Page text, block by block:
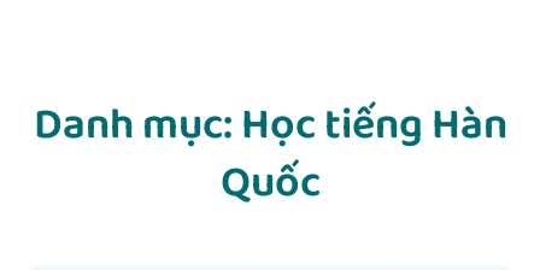
Danh mục:Học tiếng Hàn
Quốc